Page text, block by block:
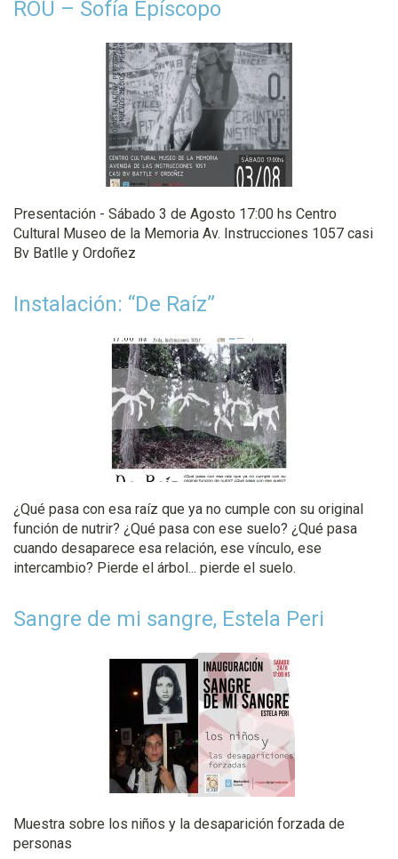
ROU – Sofía Epíscopo
Presentación - Sábado 3 de Agosto 17:00 hs Centro
Cultural Museo de la Memoria Av. Instrucciones 1057 casi
Bv Batlle y Ordoñez
Instalación: “De Raíz”
¿Qué pasa con esa raíz que ya no cumple con su original
función de nutrir? ¿Qué pasa con ese suelo? ¿Qué pasa
cuando desaparece esa relación, ese vínculo, ese
intercambio? Pierde el árbol... pierde el suelo.
Sangre de mi sangre, Estela Peri
Muestra sobre los niños y la desaparición forzada de
personas